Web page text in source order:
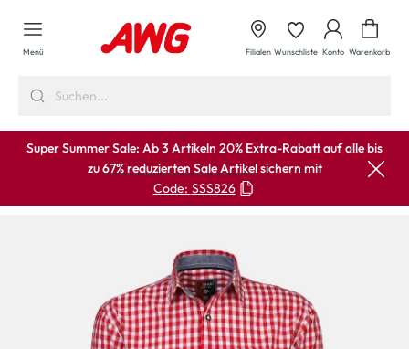
springen
Menü Filialen Wunschliste Konto Warenkorb
Super Summer Sale: Ab 3 Artikeln 20% Extra-Rabatt auf alle bis
zu67% reduzierten Sale Artikelsichern mit
Code: SSS826